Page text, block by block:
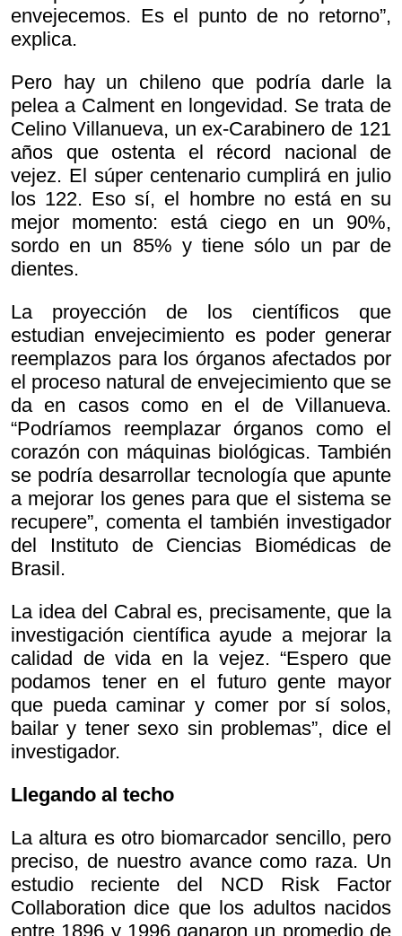
envejecemos. Es el punto de no retorno”,
explica.
Pero hay un chileno que podría darle la
pelea a Calment en longevidad. Se trata de
Celino Villanueva, un ex-Carabinero de 121
años que ostenta el récord nacional de
vejez. El súper centenario cumplirá en julio
los 122. Eso sí, el hombre no está en su
mejor momento: está ciego en un 90%,
sordo en un 85% y tiene sólo un par de
dientes.
La proyección de los científicos que
estudian envejecimiento es poder generar
reemplazos para los órganos afectados por
el proceso natural de envejecimiento que se
da en casos como en el de Villanueva.
“Podríamos reemplazar órganos como el
corazón con máquinas biológicas. También
se podría desarrollar tecnología que apunte
a mejorar los genes para que el sistema se
recupere”, comenta el también investigador
del Instituto de Ciencias Biomédicas de
Brasil.
La idea del Cabral es, precisamente, que la
investigación científica ayude a mejorar la
calidad de vida en la vejez. “Espero que
podamos tener en el futuro gente mayor
que pueda caminar y comer por sí solos,
bailar y tener sexo sin problemas”, dice el
investigador.
Llegando al techo
La altura es otro biomarcador sencillo, pero
preciso, de nuestro avance como raza. Un
estudio reciente del NCD Risk Factor
Collaboration dice que los adultos nacidos
entre 1896 y 1996 ganaron un promedio de